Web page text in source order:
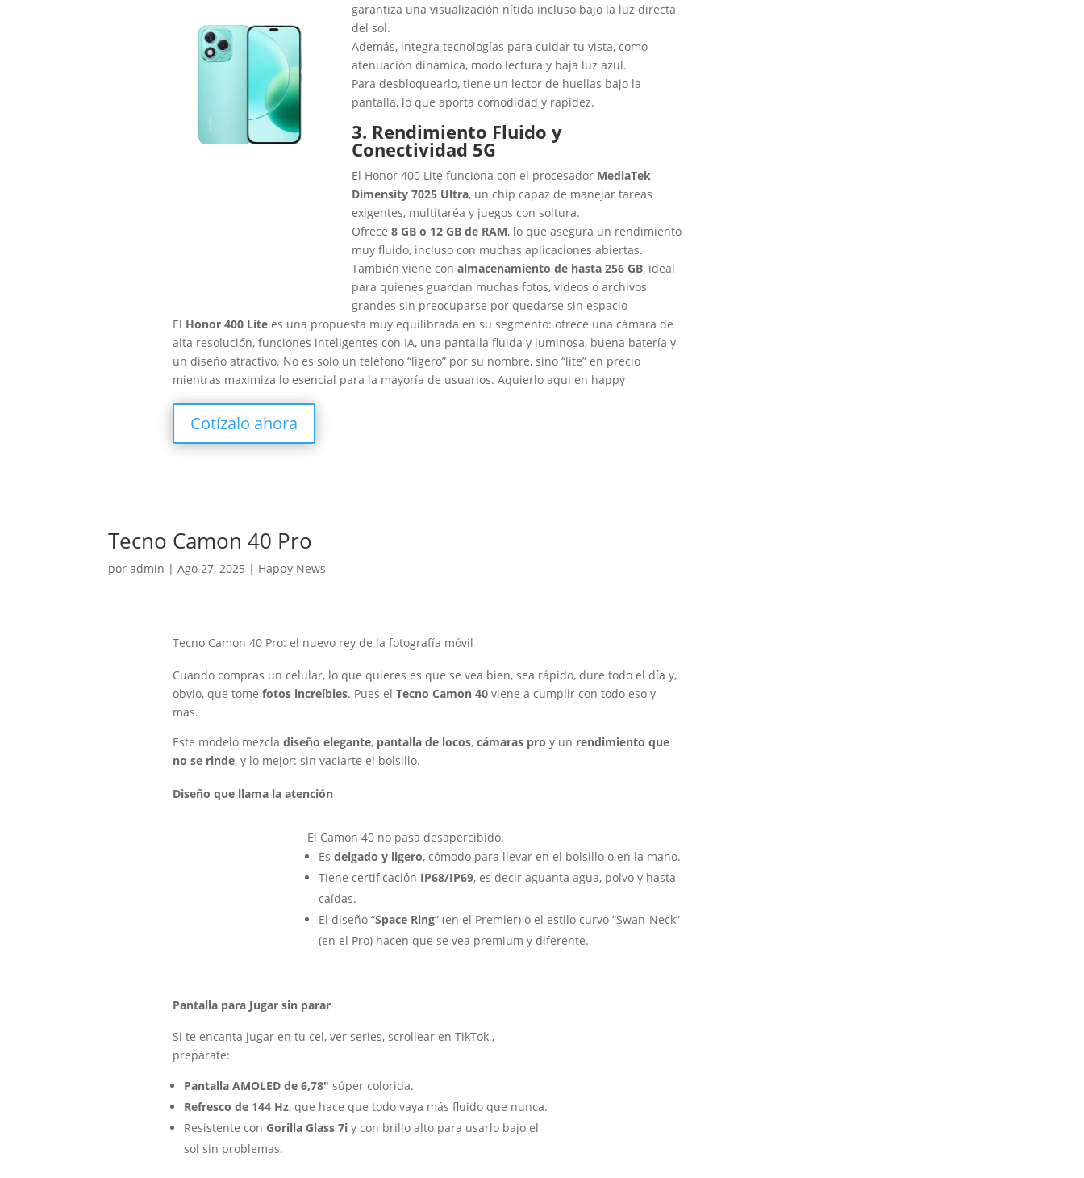
garantiza una visualización nítida incluso bajo la luz directa
del sol.
Además, integra tecnologías para cuidar tu vista, como
atenuación dinámica, modo lectura y baja luz azul.
Para desbloquearlo, tiene un lector de huellas bajo la
pantalla, lo que aporta comodidad y rapidez.
3. Rendimiento Fluido y
Conectividad 5G
El Honor 400 Lite funciona con el procesador MediaTek
Dimensity 7025 Ultra, un chip capaz de manejar tareas
exigentes, multitaréa y juegos con soltura.
Ofrece8 GB o 12 GB de RAM, lo que asegura un rendimiento
muy fluido, incluso con muchas aplicaciones abiertas.
También viene conalmacenamiento de hasta 256 GB, ideal
para quienes guardan muchas fotos, videos o archivos
grandes sin preocuparse por quedarse sin espacio
El Honor 400 Litees una propuesta muy equilibrada en su segmento: ofrece una cámara de
alta resolución, funciones inteligentes con IA, una pantalla fluida y luminosa, buena batería y
un diseño atractivo. No es solo un teléfono “ligero” por su nombre, sino “lite” en precio
mientras maximiza lo esencial para la mayoría de usuarios. Aquierlo aqui en happy
Cotízalo ahora
Tecno Camon 40 Pro
poradmin |Ago 27, 2025 | Happy News
Tecno Camon 40 Pro: el nuevo rey de la fotografía móvil
Cuando compras un celular, lo que quieres es que se vea bien, sea rápido, dure todo el día y,
obvio, que tome fotos increíbles. Pues el Tecno Camon 40viene a cumplir con todo eso y
más.
Este modelo mezcla diseño elegante, pantalla de locos, cámaras pro y un rendimiento que
no se rinde, y lo mejor: sin vaciarte el bolsillo.
Diseño que llama la atención
El Camon 40 no pasa desapercibido.
Es delgado y ligero, cómodo para llevar en el bolsillo o en la mano.
Tiene certificación IP68/IP69, es decir aguanta agua, polvo y hasta
caídas.
El diseño “Space Ring” (en el Premier) o el estilo curvo “Swan-Neck”
(en el Pro) hacen que se vea premium y diferente.
Pantalla para Jugar sin parar
Si te encanta jugar en tu cel, ver series, scrollear en TikTok ,
prepárate:
Pantalla AMOLED de 6,78″ súper colorida.
Refresco de 144 Hz, que hace que todo vaya más fluido que nunca.
Resistente con Gorilla Glass 7iy con brillo alto para usarlo bajo el
sol sin problemas.